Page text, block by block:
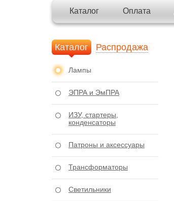
Каталог Оплата
Каталог Распродажа
Лампы
ЭПРА и ЭмПРА
ИЗУ, стартеры,
конденсаторы
Патроны и аксессуары
Трансформаторы
Светильники